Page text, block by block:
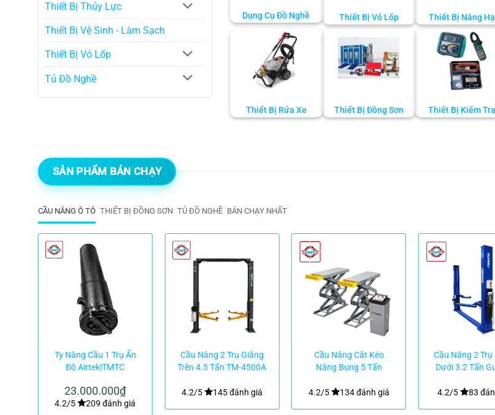
Thiết Bị Thủy Lực
Thiết Bị Vệ Sinh - Làm Sạch
Thiết Bị Vỏ Lốp
Tủ Đồ Nghề
Dụng Cụ Đồ Nghề Thiết Bị Vỏ Lốp Thiết Bị Nâng Hạ
Thiết Bị Rửa Xe Thiết Bị Đồng Sơn Thiết Bị Kiểm Tra
SẢN PHẨM BÁN CHẠY
CẦU NÂNG Ô TÔ THIẾT BỊ ĐỒNG SƠN TỦ ĐỒ NGHỀ BÁN CHẠY NHẤT
Ty Nâng Cầu 1 Trụ Ấn
Độ Airtek|TMTC
23.000.000₫
4.2/5 209 đánh giá
Cầu Nâng 2 Trụ Giằng
Trên 4.5 Tấn TM-4500A
Nâng 2+3 Khúc Đa
4.2/5 145 đánh giá
Cầu Nâng Cắt Kéo
Nâng Bụng 5 Tấn
4.2/5
134 đánh giá
Cầu Nâng 2 Trụ
Dưới 3.2 Tấn
4.2/5 83